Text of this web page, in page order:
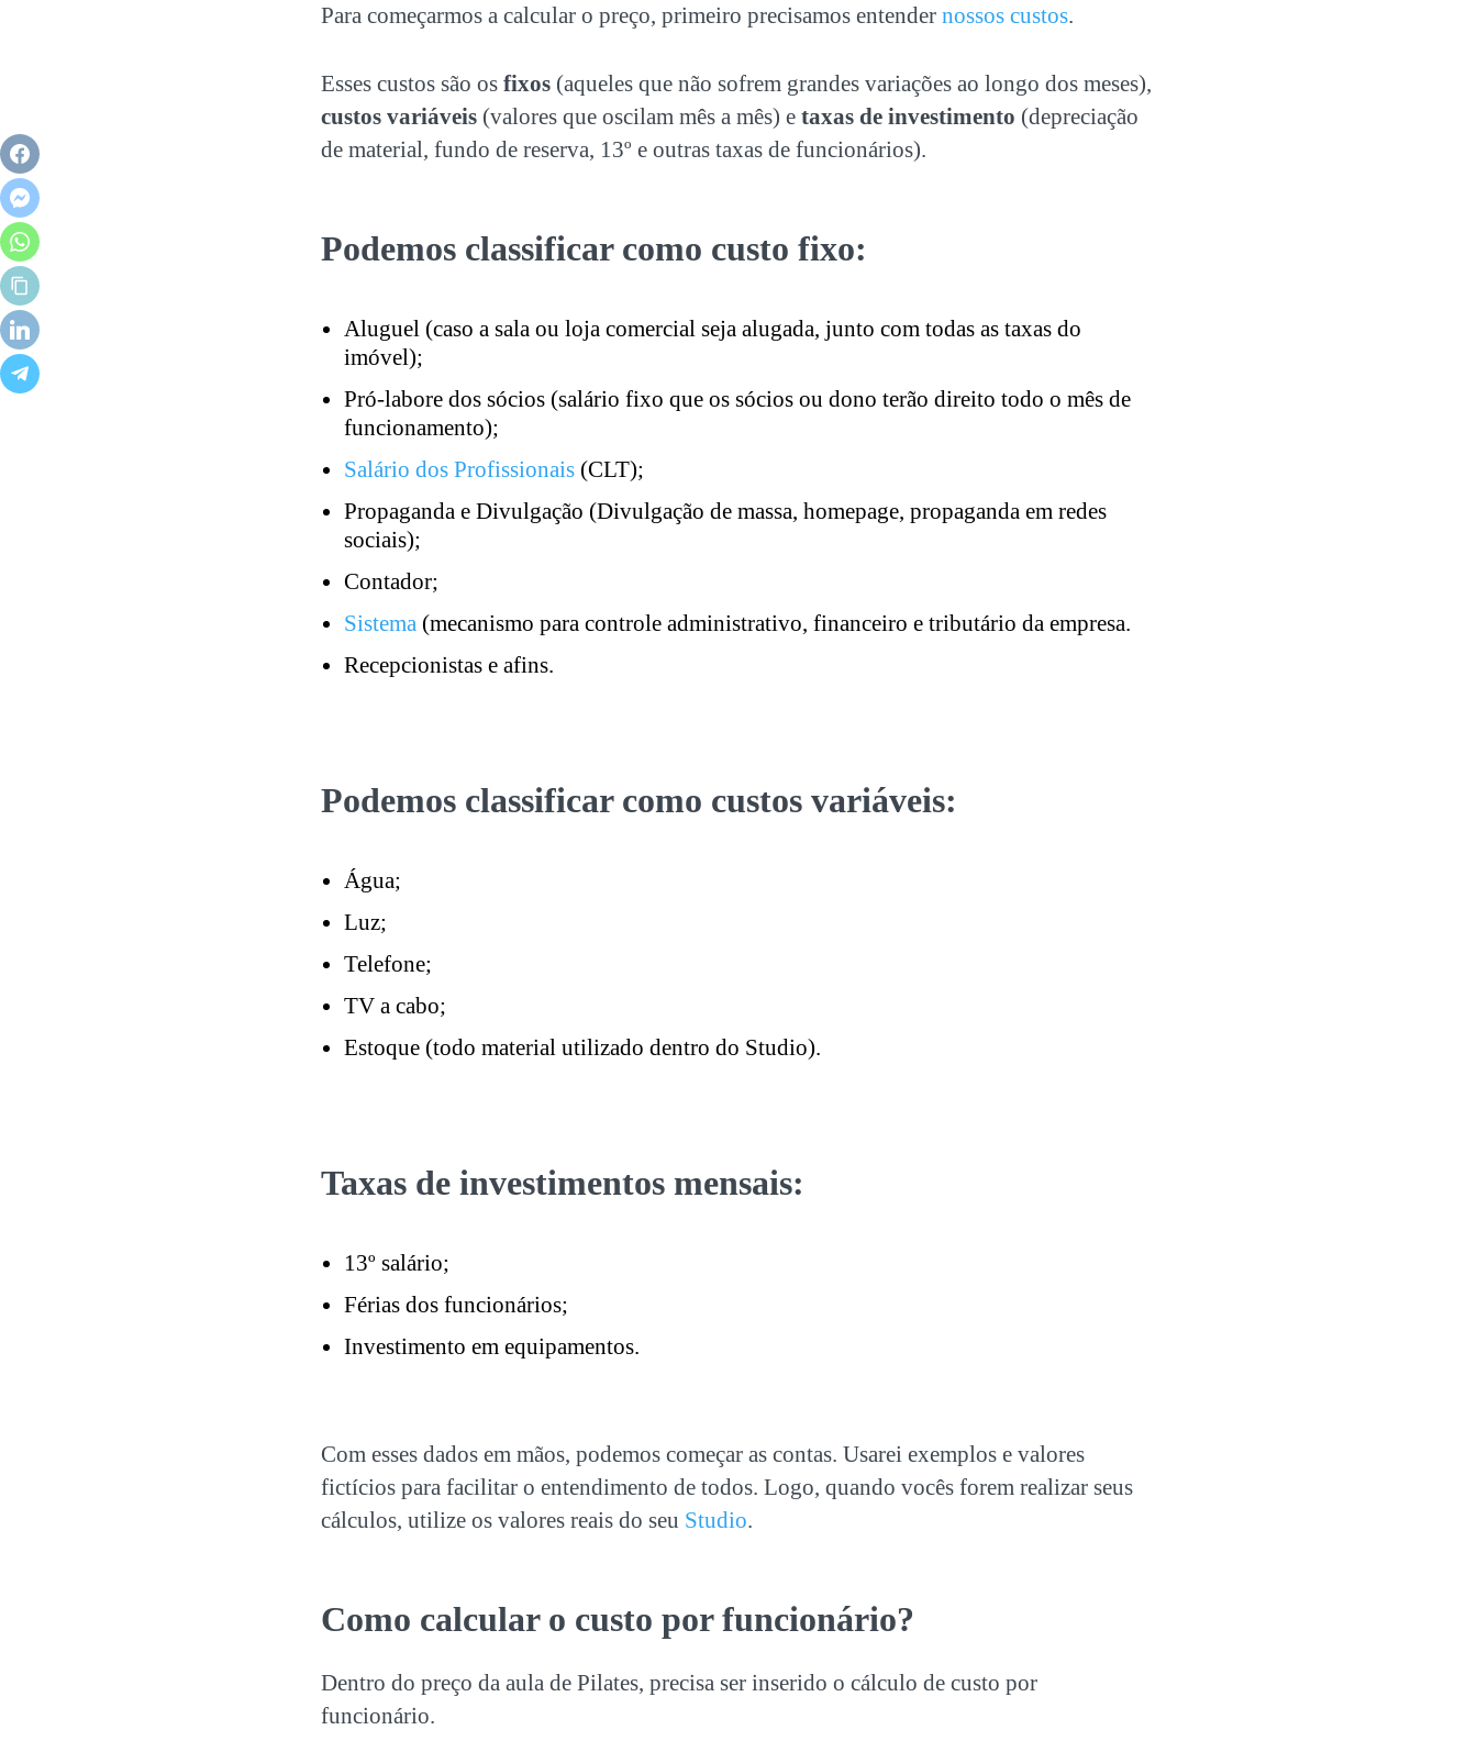
Para começarmos a calcular o preço, primeiro precisamos entender nossos custos.
Esses custos são os fixos (aqueles que não sofrem grandes variações ao longo dos meses),
custos variáveis (valores que oscilam mês a mês) e taxas de investimento (depreciação
de material, fundo de reserva, 13º e outras taxas de funcionários).
Podemos classificar como custo fixo:
Aluguel (caso a sala ou loja comercial seja alugada, junto com todas as taxas do
imóvel);
Pró-labore dos sócios (salário fixo que os sócios ou dono terão direito todo o mês de
funcionamento);
Salário dos Profissionais (CLT);
Propaganda e Divulgação (Divulgação de massa, homepage, propaganda em redes
sociais);
Contador;
Sistema (mecanismo para controle administrativo, financeiro e tributário da empresa.
Recepcionistas e afins.
Podemos classificar como custos variáveis:
Água;
Luz;
Telefone;
TV a cabo;
Estoque (todo material utilizado dentro do Studio).
Taxas de investimentos mensais:
13º salário;
Férias dos funcionários;
Investimento em equipamentos.
Com esses dados em mãos, podemos começar as contas. Usarei exemplos e valores
fictícios para facilitar o entendimento de todos. Logo, quando vocês forem realizar seus
cálculos, utilize os valores reais do seu Studio.
Como calcular o custo por funcionário?
Dentro do preço da aula de Pilates, precisa ser inserido o cálculo de custo por
funcionário.